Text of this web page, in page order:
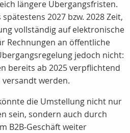
längere Übergangsfristen.
2027 bzw. 2028 Zeit,
vollständig auf elektronische
Rechnungen an öffentliche
jedoch nicht:
bereits ab 2025 verpflichtend
werden.
die Umstellung nicht nur
sein, sondern auch durch
B2B-Geschäft weiter